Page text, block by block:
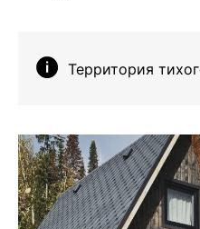
Территория